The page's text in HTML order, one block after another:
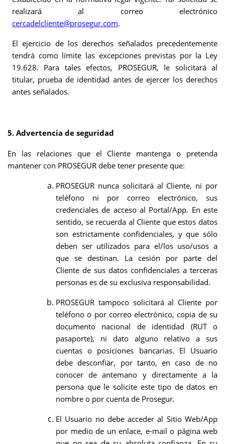
realizará al correo electrónico
cercadelcliente@prosegur.com.
El ejercicio de los derechos señalados precedentemente
tendrá como límite las excepciones previstas por la Ley
19.628. Para tales efectos, PROSEGUR, le solicitará al
titular, prueba de identidad antes de ejercer los derechos
antes señalados.
5. Advertencia de seguridad
En las relaciones que el Cliente mantenga o pretenda
mantener con PROSEGUR debe tener presente que:
PROSEGUR nunca solicitará al Cliente, ni por
teléfono ni por correo electrónico, sus
credenciales de acceso al Portal/App. En este
sentido, se recuerda al Cliente que estos datos
son estrictamente confidenciales, y que sólo
deben ser utilizados para el/los uso/usos a
que se destinan. La cesión por parte del
Cliente de sus datos confidenciales a terceras
personas es de su exclusiva responsabilidad.
PROSEGUR tampoco solicitará al Cliente por
teléfono o por correo electrónico, copia de su
documento nacional de identidad (RUT o
pasaporte), ni dato alguno relativo a sus
cuentas o posiciones bancarias. El Usuario
debe desconfiar, por tanto, en caso de no
conocer de antemano y directamente a la
persona que le solicite este tipo de datos en
nombre o por cuenta de Prosegur.
El Usuario no debe acceder al Sitio Web/App
por medio de un enlace, e-mail o página web